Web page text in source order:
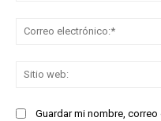
Guardar mi nombre,